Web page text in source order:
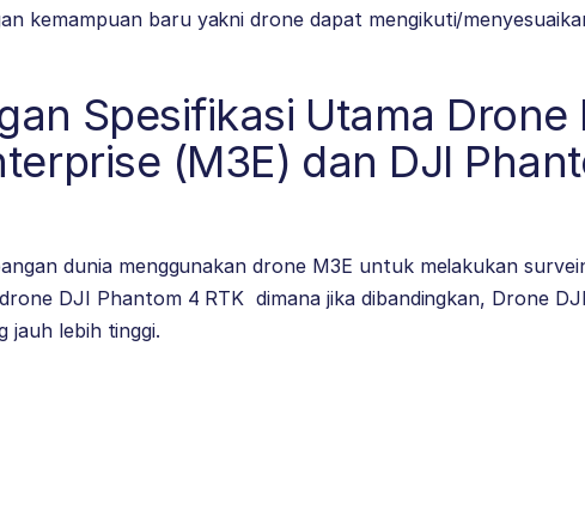
kemampuan baru yakni drone dapat mengikuti/
Spesifikasi Utama Drone
(M3E) dan DJI
dunia menggunakan drone M3E untuk melakukan
DJI Phantom 4 RTK dimana jika dibandingkan, Drone
jauh lebih tinggi.